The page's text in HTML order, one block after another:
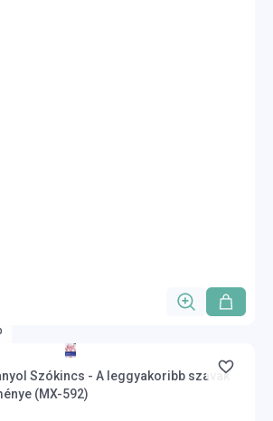
Szókincs - A leggyakoribb szavak
(MX-592)